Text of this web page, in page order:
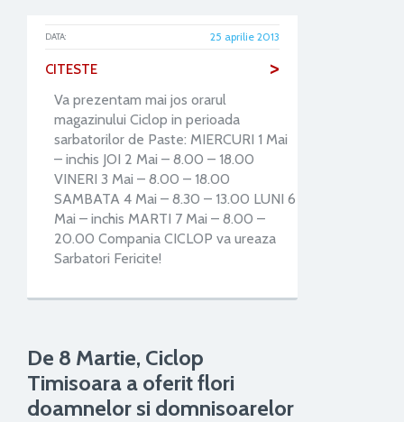
DATA: 25 aprilie 2013
CITESTE >
Va prezentam mai jos orarul
magazinului Ciclop in perioada
sarbatorilor de Paste: MIERCURI 1 Mai
– inchis JOI 2 Mai – 8.00 – 18.00
VINERI 3 Mai – 8.00 – 18.00
SAMBATA 4 Mai – 8.30 – 13.00 LUNI 6
Mai – inchis MARTI 7 Mai – 8.00 –
20.00 Compania CICLOP va ureaza
Sarbatori Fericite!
De 8 Martie, Ciclop
Timisoara a oferit flori
doamnelor si domnisoarelor